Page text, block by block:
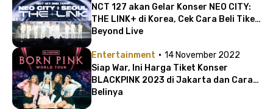
NCT 127 akan Gelar Konser NEO CITY:
THE LINK+ di Korea, Cek Cara Beli Tiket
Beyond Live
Entertainment · 14 November 2022
Siap War, Ini Harga Tiket Konser
BLACKPINK 2023 di Jakarta dan Cara
Belinya